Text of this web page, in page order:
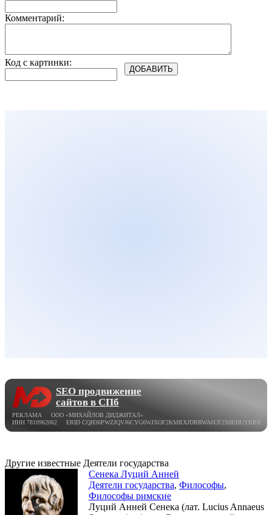
Комментарий:
Код с картинки:
SEO продвижение
сайтов в СПб
РЕКЛАМА ООО «МИХАЙЛОВ ДИДЖИТАЛ»
ИНН 7810962062 ERID CQH36PWZJQVJ6CYG6WJXOF2KMRXJDBRWA6UF2X8EHUYKBX
Другие известные Деятели государства
Сенека Луций Анней
Деятели государства, Философы,
Философы римские
Луций Анней Сенека (лат. Lucius Annaeus